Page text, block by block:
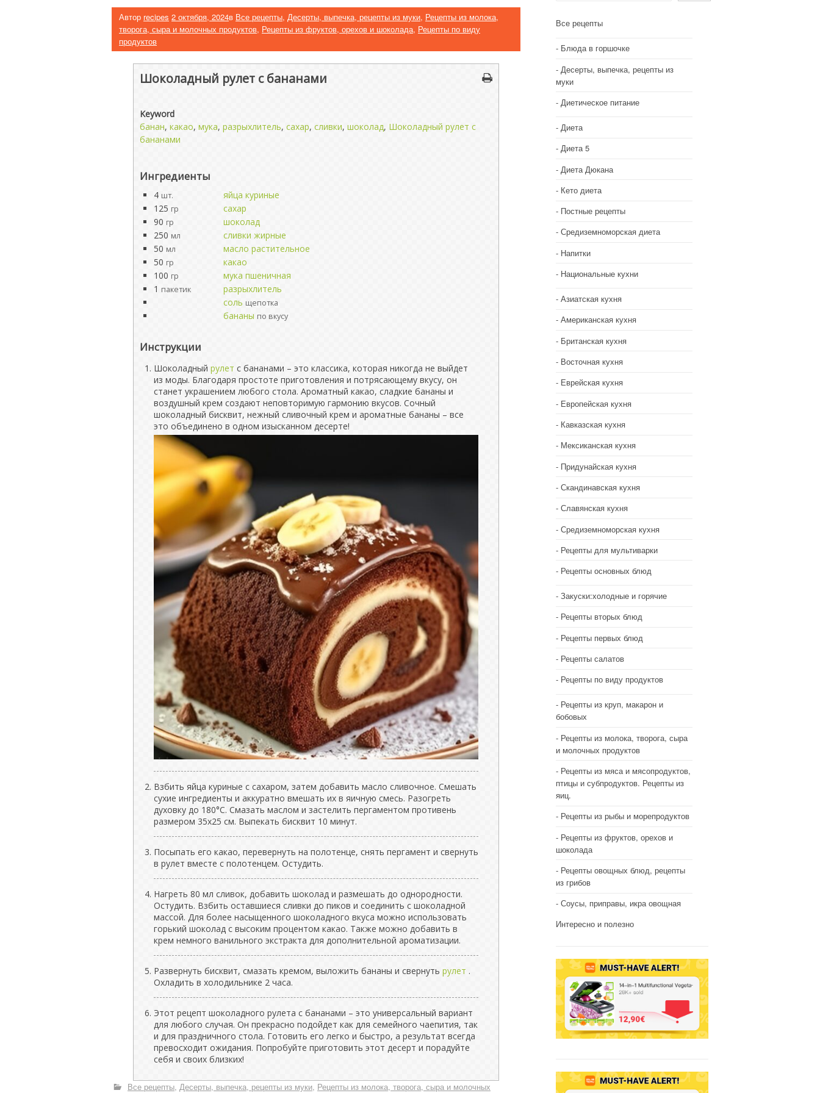
Автор recipes 2 октября, 2024в Все рецепты, Десерты, выпечка, рецепты из муки, Рецепты из молока,
творога, сыра и молочных продуктов, Рецепты из фруктов, орехов и шоколада, Рецепты по виду
продуктов
Шоколадный рулет с бананами
Keyword
банан, какао, мука, разрыхлитель, сахар, сливки, шоколад, Шоколадный рулет с
бананами
Ингредиенты
4 шт.
яйца куриные
125 гр
сахар
90 гр
шоколад
250 мл
сливки жирные
50 мл
масло растительное
50 гр
какао
100 гр
мука пшеничная
1 пакетик
разрыхлитель
соль щепотка
бананы по вкусу
Инструкции
Шоколадный рулет с бананами – это классика, которая никогда не выйдет
из моды. Благодаря простоте приготовления и потрясающему вкусу, он
станет украшением любого стола. Ароматный какао, сладкие бананы и
воздушный крем создают неповторимую гармонию вкусов. Сочный
шоколадный бисквит, нежный сливочный крем и ароматные бананы – все
это объединено в одном изысканном десерте!
Взбить яйца куриные с сахаром, затем добавить масло сливочное. Смешать
сухие ингредиенты и аккуратно вмешать их в яичную смесь. Разогреть
духовку до 180°C. Смазать маслом и застелить пергаментом противень
размером 35x25 см. Выпекать бисквит 10 минут.
Посыпать его какао, перевернуть на полотенце, снять пергамент и свернуть
в рулет вместе с полотенцем. Остудить.
Нагреть 80 мл сливок, добавить шоколад и размешать до однородности.
Остудить. Взбить оставшиеся сливки до пиков и соединить с шоколадной
массой. Для более насыщенного шоколадного вкуса можно использовать
горький шоколад с высоким процентом какао. Также можно добавить в
крем немного ванильного экстракта для дополнительной ароматизации.
Развернуть бисквит, смазать кремом, выложить бананы и свернуть рулет .
Охладить в холодильнике 2 часа.
Этот рецепт шоколадного рулета с бананами – это универсальный вариант
для любого случая. Он прекрасно подойдет как для семейного чаепития, так
и для праздничного стола. Готовить его легко и быстро, а результат всегда
превосходит ожидания. Попробуйте приготовить этот десерт и порадуйте
себя и своих близких!
Все рецепты Десерты, выпечка, рецепты из муки Рецепты из молока, творога, сыра и молочных
Все рецепты
Блюда в горшочке
Десерты, выпечка, рецепты из
муки
Диетическое питание
Диета
Диета 5
Диета Дюкана
Кето диета
Постные рецепты
Средиземноморская диета
Напитки
Национальные кухни
Азиатская кухня
Американская кухня
Британская кухня
Восточная кухня
Еврейская кухня
Европейская кухня
Кавказская кухня
Мексиканская кухня
Придунайская кухня
Скандинавская кухня
Славянская кухня
Средиземноморская кухня
Рецепты для мультиварки
Рецепты основных блюд
Закуски:холодные и горячие
Рецепты вторых блюд
Рецепты первых блюд
Рецепты салатов
Рецепты по виду продуктов
Рецепты из круп, макарон и
бобовых
Рецепты из молока, творога, сыра
и молочных продуктов
Рецепты из мяса и мясопродуктов,
птицы и субпродуктов. Рецепты из
яиц.
Рецепты из рыбы и морепродуктов
Рецепты из фруктов, орехов и
шоколада
Рецепты овощных блюд, рецепты
из грибов
Соусы, приправы, икра овощная
Интересно и полезно